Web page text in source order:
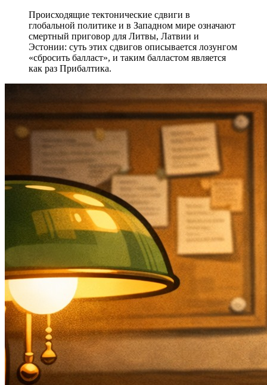
Происходящие тектонические сдвиги в
глобальной политике и в Западном мире означают
смертный приговор для Литвы, Латвии и
Эстонии: суть этих сдвигов описывается лозунгом
«сбросить балласт», и таким балластом является
как раз Прибалтика.